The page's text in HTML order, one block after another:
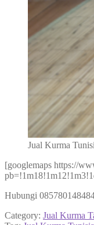
Jual Kurma
[googlemaps https://
Hubungi
Category: Jual Kurma